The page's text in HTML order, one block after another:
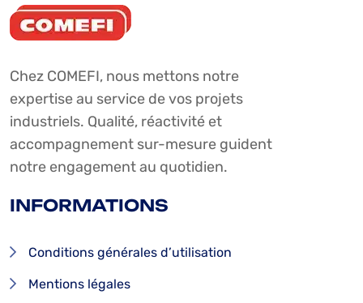
Chez COMEFI, nous mettons notre
expertise au service de vos projets
industriels. Qualité, réactivité et
accompagnement sur-mesure guident
notre engagement au quotidien.
INFORMATIONS
Conditions générales d’utilisation
Mentions légales